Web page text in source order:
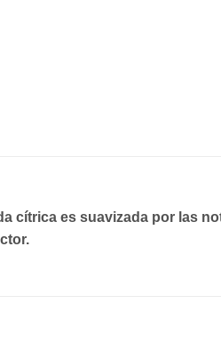
cítrica es suavizada por las